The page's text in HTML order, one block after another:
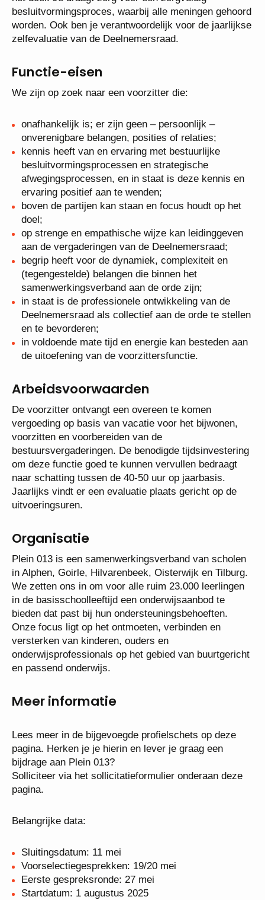
besluitvormingsproces, waarbij alle meningen
gehoord worden. Ook ben je verantwoordelijk voor
de jaarlijkse zelfevaluatie van de Deelnemersraad.
Functie-eisen
We zijn op zoek naar een voorzitter die:
onafhankelijk is; er zijn geen – persoonlijk –
onverenigbare belangen, posities of relaties;
kennis heeft van en ervaring met bestuurlijke
besluitvormingsprocessen en strategische
afwegingsprocessen, en in staat is deze kennis en
ervaring positief aan te wenden;
boven de partijen kan staan en focus houdt op het
doel;
op strenge en empathische wijze kan leidinggeven
aan de vergaderingen van de Deelnemersraad;
begrip heeft voor de dynamiek, complexiteit en
(tegengestelde) belangen die binnen het
samenwerkingsverband aan de orde zijn;
in staat is de professionele ontwikkeling van de
Deelnemersraad als collectief aan de orde te
stellen en te bevorderen;
in voldoende mate tijd en energie kan besteden
aan de uitoefening van de voorzittersfunctie.
Arbeidsvoorwaarden
De voorzitter ontvangt een overeen te komen
vergoeding op basis van vacatie voor het bijwonen,
voorzitten en voorbereiden van de
bestuursvergaderingen. De benodigde
tijdsinvestering om deze functie goed te kunnen
vervullen bedraagt naar schatting tussen de 40-50
uur op jaarbasis. Jaarlijks vindt er een evaluatie
plaats gericht op de uitvoeringsuren.
Organisatie
Plein 013 is een samenwerkingsverband van
scholen in Alphen, Goirle, Hilvarenbeek, Oisterwijk
en Tilburg. We zetten ons in om voor alle ruim
23.000 leerlingen in de basisschoolleeftijd een
onderwijsaanbod te bieden dat past bij hun
ondersteuningsbehoeften.
Onze focus ligt op het ontmoeten, verbinden en
versterken van kinderen, ouders en
onderwijsprofessionals op het gebied van
Lees meer in de bijgevoegde profielschets op deze
pagina. Herken je je hierin en lever je graag een
bijdrage aan Plein 013?
Solliciteer via het sollicitatieformulier onderaan deze
Sluitingsdatum: 11 mei
Voorselectiegesprekken: 19/20 mei
Eerste gespreksronde: 27 mei